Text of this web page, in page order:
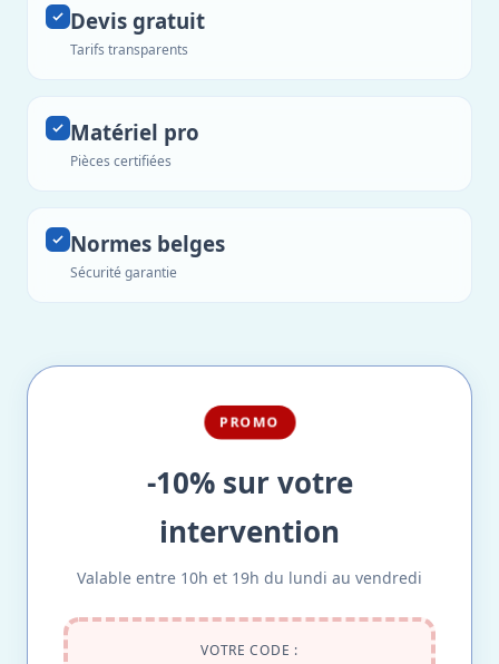
Devis gratuit
Tarifs transparents
Matériel pro
Pièces certifiées
Normes belges
Sécurité garantie
PROMO
-10% sur votre
intervention
Valable entre 10h et 19h du lundi au vendredi
VOTRE CODE :